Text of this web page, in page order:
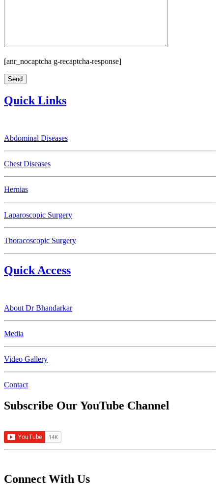
[anr_nocaptcha g-recaptcha-response]
Quick Links
Abdominal Diseases
Chest Diseases
Hernias
Laparoscopic Surgery
Thoracoscopic Surgery
Quick Access
About Dr Bhandarkar
Media
Video Gallery
Contact
Subscribe Our YouTube Channel
Connect With Us